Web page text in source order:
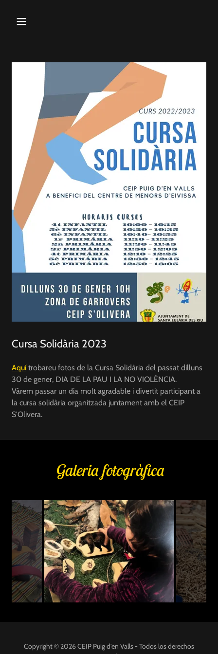
Cursa Solidària 2023
Aquítrobareu fotos de la Cursa Solidària del passat dilluns
30 de gener, DIA DE LA PAU I LA NO VIOLÈNCIA.
Vàrem passar un dia molt agradable i divertit participant a
la cursa solidària organitzada juntament amb el CEIP
S'Olivera.
Galeria fotogràfica
Copyright © 2026 CEIP Puig d'en Valls - Todos los derechos